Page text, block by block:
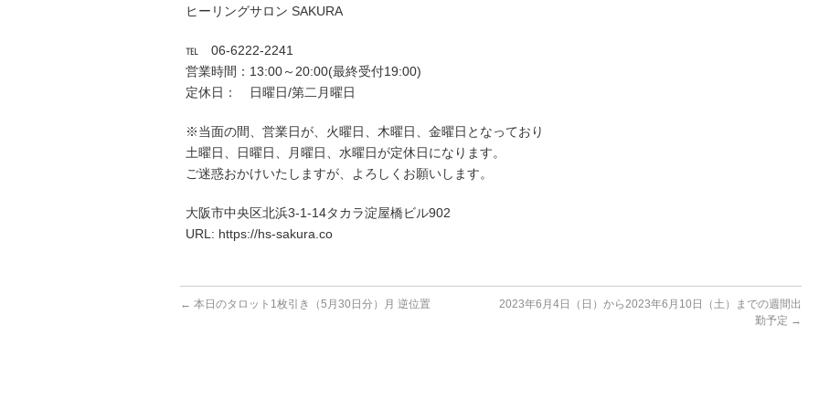
ヒーリングサロン SAKURA
℡ 06-6222-2241
営業時間：13:00～20:00(最終受付19:00)
定休日： 日曜日/第二月曜日
※当面の間、営業日が、火曜日、木曜日、金曜日となっており
土曜日、日曜日、月曜日、水曜日が定休日になります。
ご迷惑おかけいたしますが、よろしくお願いします。
大阪市中央区北浜3-1-14タカラ淀屋橋ビル902
URL: https://hs-sakura.co
← 本日のタロット1枚引き（5月30日分）月 逆位置
2023年6月4日（日）から2023年6月10日（土）までの週間出
勤予定 →